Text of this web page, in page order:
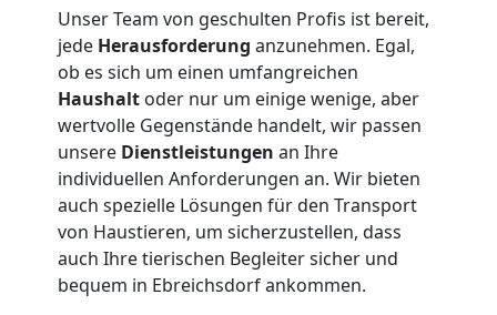
Unser Team von geschulten Profis ist bereit,
jede Herausforderung anzunehmen. Egal,
ob es sich um einen umfangreichen
Haushalt oder nur um einige wenige, aber
wertvolle Gegenstände handelt, wir passen
unsere Dienstleistungen an Ihre
individuellen Anforderungen an. Wir bieten
auch spezielle Lösungen für den Transport
von Haustieren, um sicherzustellen, dass
auch Ihre tierischen Begleiter sicher und
bequem in Ebreichsdorf ankommen.
Küchenumzug
Wiener
Neustadt
Umzug
und